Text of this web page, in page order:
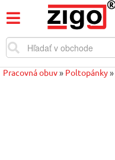
Pracovná obuv» Poltopánky»